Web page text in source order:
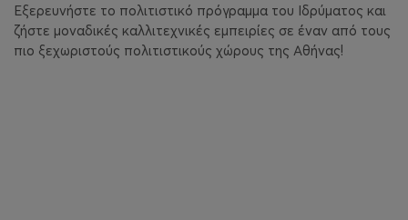
Εξερευνήστε το πολιτιστικό πρόγραμμα του Ιδρύματος και
ζήστε μοναδικές καλλιτεχνικές εμπειρίες σε έναν από τους
πιο ξεχωριστούς πολιτιστικούς χώρους της Αθήνας!